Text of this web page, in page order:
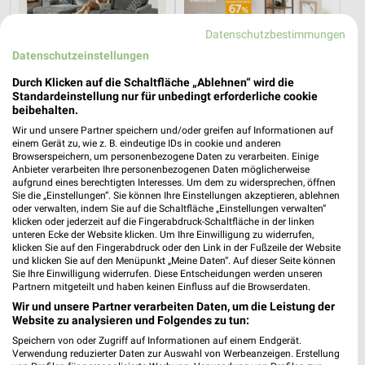
20,7 km
Dieter Knoll
Gültig bis Fr. 14.08.
20,7 km
Wohnen Spezial
Gültig bis Fr. 14.08.
Kaufland Thomas Philipps
Datenschutzbestimmungen
Datenschutzeinstellungen
Durch Klicken auf die Schaltfläche „Ablehnen“ wird die
Standardeinstellung nur für unbedingt erforderliche cookie
beibehalten.
Wir und unsere Partner speichern und/oder greifen auf Informationen auf
einem Gerät zu, wie z. B. eindeutige IDs in cookie und anderen
Browserspeichern, um personenbezogene Daten zu verarbeiten. Einige
Anbieter verarbeiten Ihre personenbezogenen Daten möglicherweise
aufgrund eines berechtigten Interesses. Um dem zu widersprechen, öffnen
Sie die „Einstellungen“. Sie können Ihre Einstellungen akzeptieren, ablehnen
oder verwalten, indem Sie auf die Schaltfläche „Einstellungen verwalten“
klicken oder jederzeit auf die Fingerabdruck-Schaltfläche in der linken
unteren Ecke der Website klicken. Um Ihre Einwilligung zu widerrufen,
klicken Sie auf den Fingerabdruck oder den Link in der Fußzeile der Website
und klicken Sie auf den Menüpunkt „Meine Daten“. Auf dieser Seite können
Sie Ihre Einwilligung widerrufen. Diese Entscheidungen werden unseren
Partnern mitgeteilt und haben keinen Einfluss auf die Browserdaten.
Wir und unsere Partner verarbeiten Daten, um die Leistung der
Website zu analysieren und Folgendes zu tun:
Speichern von oder Zugriff auf Informationen auf einem Endgerät.
Verwendung reduzierter Daten zur Auswahl von Werbeanzeigen. Erstellung